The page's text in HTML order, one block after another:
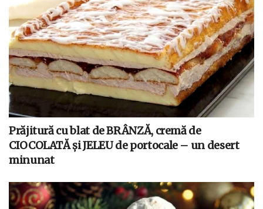
Prăjitură cu blat de BRÂNZĂ, cremă de
CIOCOLATĂ și JELEU de portocale – un desert
minunat